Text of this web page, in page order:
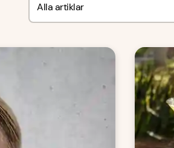
Alla artiklar